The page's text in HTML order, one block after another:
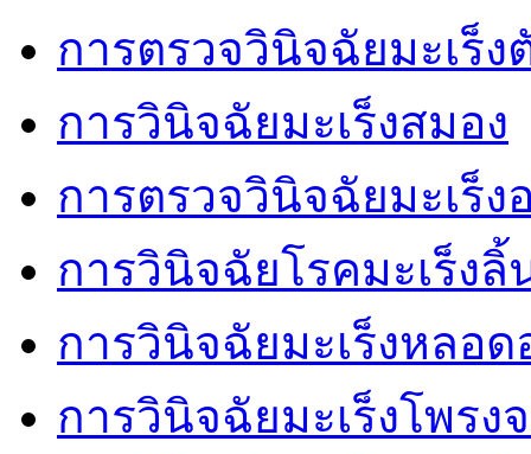
การตรวจวินิจฉัยมะเร็ง
การวินิจฉัยมะเร็งสมอง
การตรวจวินิจฉัยมะเร็ง
การวินิจฉัยโรคมะเร็งลิ้
การวินิจฉัยมะเร็งหลอด
การวินิจฉัยมะเร็งโพรง